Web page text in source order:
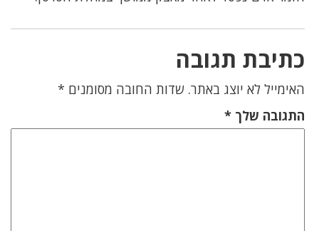
כתיבת תגובה
האימייל לא יוצג באתר. שדות החובה מסומנים *
התגובה שלך *